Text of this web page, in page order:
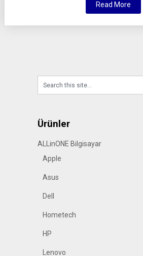
Read More
Ürünler
ALLinONE Bilgisayar
Apple
Asus
Dell
Hometech
HP
Lenovo